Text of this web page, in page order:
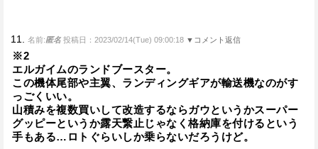
11. 名前:匿名 投稿日：2023/02/14(Tue) 09:00:18 ▼コメント返信
※2
エルガイムのランドブースター。
この機体尾部や主翼、ランディングギアが輸送機なのがす
っごくいい。
山積みを複数買いして改造するならガウというかスーパー
グッピーというか露天繋止じゃなく格納庫を付けるという
手もある…ロトぐらいしか乗らないだろうけど。